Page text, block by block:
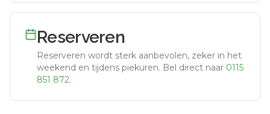
Reserveren
Reserveren wordt sterk aanbevolen, zeker in het
weekend en tijdens piekuren. Bel direct naar 0115
851 872.